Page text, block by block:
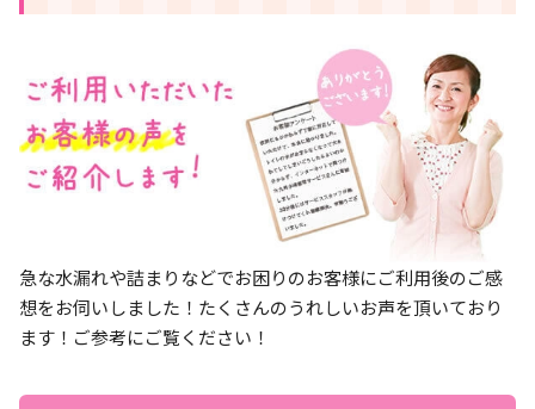
急な水漏れや詰まりなどでお困りのお客様にご利用後のご感
想をお伺いしました！たくさんのうれしいお声を頂いており
ます！ご参考にご覧ください！